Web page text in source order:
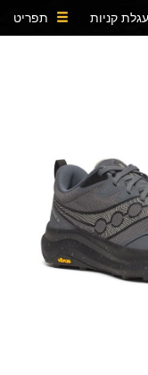
עגלת קניות תפריט